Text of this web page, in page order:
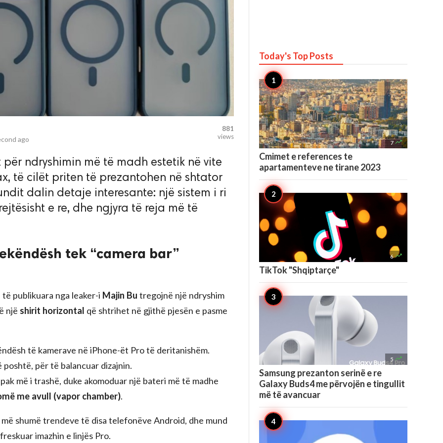
ago
881
views
ndryshimin më të madh estetik në vite
të cilët priten të prezantohen në shtator
dalin detaje interesante: një sistem i ri
e re, dhe ngjyra të reja më të
tek “camera bar”
publikuara nga leaker-i Majin Bu tregojnë një ndryshim
një shirit horizontal që shtrihet në gjithë pjesën e pasme
të kamerave në iPhone-ët Pro të deritanishëm.
për të balancuar dizajnin.
më i trashë, duke akomoduar një bateri më të madhe
me avull (vapor chamber).
shumë trendeve të disa telefonëve Android, dhe mund
imazhin e linjës Pro.
Today's TopPosts
7 
Cmimet e references te
apartamenteve ne tirane 2023
6 
TikTok "Shqiptarçe"
5 
Samsung prezanton serinë e re
Galaxy Buds4 me përvojën e tingullit
më të avancuar